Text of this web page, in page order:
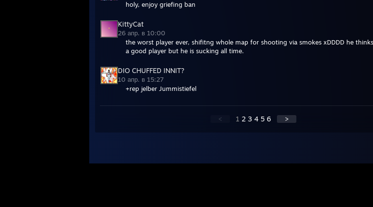
holy, enjoy griefing ban
KittyCat
26 апр. в 10:00
the worst player ever, shifitng whole map for shooting via smokes xDDDD he
a good player but he is sucking all time.
DIO CHUFFED INNIT?
10 апр. в 15:27
+rep jelber Jummistiefel
< 1 2 3 4 5 6 >